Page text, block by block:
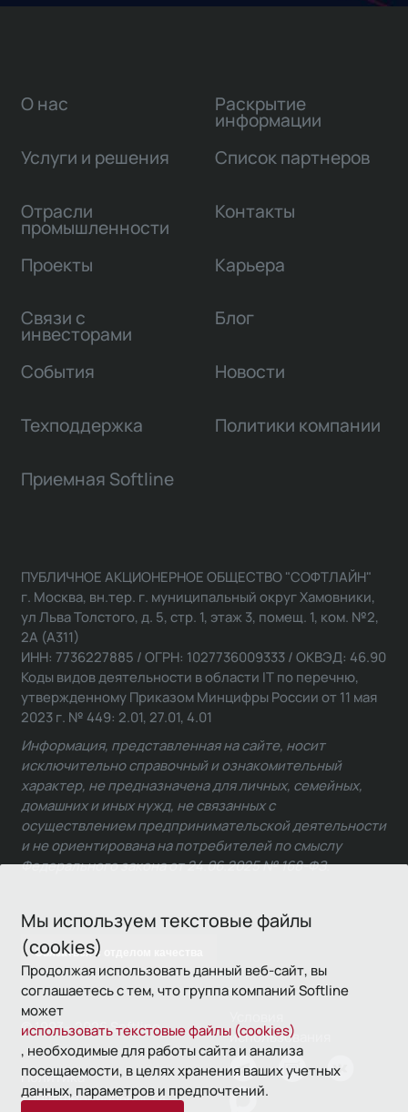
Мы используем текстовые файлы
(cookies)
Продолжая использовать данный веб-сайт, вы
соглашаетесь с тем, что группа компаний Softline
может
использовать текстовые файлы (cookies)
, необходимые для работы сайта и анализа
посещаемости, в целях хранения ваших учетных
данных, параметров и предпочтений.
О нас
Услуги и решения
Отрасли
промышленности
Проекты
Связи с
инвесторами
Раскрытие
информации
Список партнеров
Контакты
Карьера
Блог
События Новости
Техподдержка Политики компании
Приемная Softline
Связаться с отделом качества
ПУБЛИЧНОЕ АКЦИОНЕРНОЕ ОБЩЕСТВО "СОФТЛАЙН"
г. Москва, вн.тер. г. муниципальный округ Хамовники,
ул Льва Толстого, д. 5, стр. 1, этаж 3, помещ. 1, ком. №2,
2А (А311)
ИНН: 7736227885 / ОГРН: 1027736009333 / ОКВЭД: 46.90
Коды видов деятельности в области IT по перечню,
утвержденному Приказом Минцифры России от 11 мая
2023 г. № 449: 2.01, 27.01, 4.01
Информация, представленная на сайте, носит
исключительно справочный и ознакомительный
характер, не предназначена для личных, семейных,
домашних и иных нужд, не связанных с
осуществлением предпринимательской деятельности
и не ориентирована на потребителей по смыслу
Федерального закона от 24.06.2025 № 168-ФЗ.
© 1993—2026 Softline
использования
Политика
конфиденциальности